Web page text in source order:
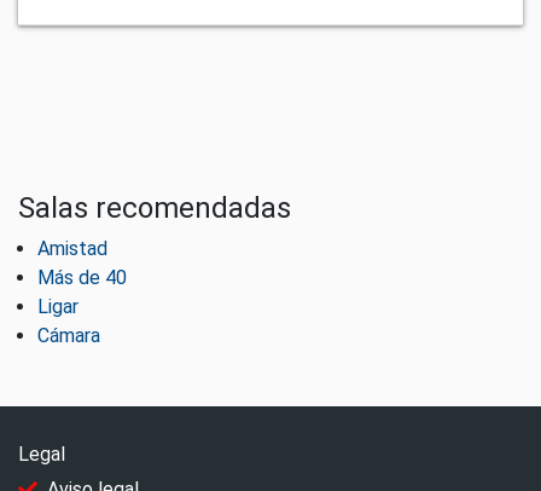
Salas recomendadas
Amistad
Más de 40
Ligar
Cámara
Legal